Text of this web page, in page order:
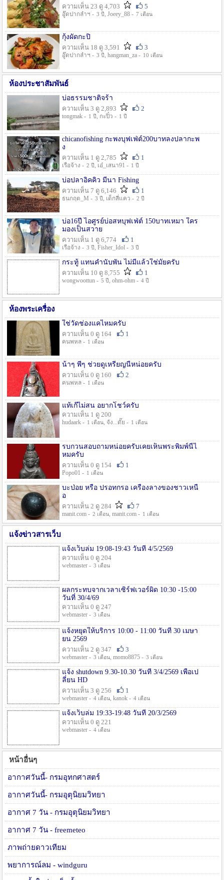
ความเห็น 23 ดู 4,703
5
อู๊ดปากลำฯ - 3 ปี , Joeey_88 - 7 เดือน
กุ้งผัดกะปิ
ความเห็น 18 ดู 3,591
3
อู๊ดปากลำฯ - 3 ปี , hangman_za - 10 เดือน
ห้องประชาสัมพันธ์
บ่อธรรมชาติจร้า
ความเห็น 3 ดู 2,893
2
tongmak - 1 ปี , กะปิ๋ว - 1 ปี
chicanofishing กะพงบุฟเฟ่ต์200บาทลงปลากะพ
ง
ความเห็น 1 ดู 2,785
1
เรือจ้าง - 2 ปี , เอ๋_เสนา91 - 1 ปี
บ่อปลาอิคคิว มีนา Fishing
ความเห็น 7 ดู 6,146
1
ธนกฤต_M - 3 ปี , เด็กสี่แคว - 2 ปี
บ่อ16ปี ไอศูรย์บ่อสหบุฟเฟ่ต์ 150บาทเหมา ใคร
มองเป็นสวาย
ความเห็น 1 ดู 6,774
1
เรือจ้าง - 3 ปี , Fisher_Idol - 3 ปี
กระทู้ แทนคำนับพัน ไม่มีแล้วใช่มั๊ยครับ
ความเห็น 10 ดู 8,755
1
wongwoottun - 5 ปี , ohm-ohm - 4 ปี
ห้องพระเครื่อง
ใช่วัดช่องแคไหมครับ
ความเห็น 0 ดู 164
1
คนพหล - 1 เดือน
น้าๆ พี่ๆ ช่วยดูเหรียญนี้หน่อยครับ
ความเห็น 0 ดู 160
2
คนพหล - 1 เดือน
แท้เก๊ไม่สน อยากโชว์ครับ
ความเห็น 1 ดู 200
hudaark - 1 เดือน, จัง...ดั๊ย - 1 เดือน
รบกวนสอบถามหน่อยครับเคยเห็นพระพิมพ์นี้ไ
หมครับ
ความเห็น 0 ดู 154
1
Popo01 - 1 เดือน
บะป่อย หรือ ปรอทกรอ เครื่องลางของชาวเหนื
อ
ความเห็น 2 ดู 284
7
manit.com - 2 เดือน, manit.com - 1 เดือน
แจ้งข่าวสารเว็บ
แจ้งเว็บล่ม 19:08-19:43 วันที่ 4/5/2569
ความเห็น 0 ดู 204
webmaster - 3 เดือน
ผลกระทบจากเวลาเซิร์ฟเวอร์ผิด 10:30 -15:00
วันที่ 30/4/69
ความเห็น 0 ดู 247
webmaster - 3 เดือน
แจ้งหยุดให้บริการ 10:00 - 11:00 วันที่ 30 เมษา
ยน 2569
ความเห็น 2 ดู 347
3
webmaster - 3 เดือน, momo8875 - 3 เดือน
แจ้ง shutdown 9.30-10.30 วันที่ 3/4/2569 เพื่อเป
ลี่ยน HD
ความเห็น 3 ดู 256
1
webmaster - 4 เดือน, kanok - 4 เดือน
แจ้งเว็บล่ม 19:33-19:48 วันที่ 20/3/2569
ความเห็น 0 ดู 221
webmaster - 4 เดือน
หน้าอื่นๆ
อากาศวันนี้- กรมอุทกศาสตร์
อากาศวันนี้- กรมอุตุนิยมวิทยา
อากาศ 7 วัน - กรมอุตุนิยมวิทยา
อากาศ 7 วัน - freemeteo
ภาพถ่ายดาวเทียม
พยาการณ์ลม - windguru